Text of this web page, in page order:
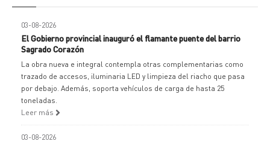
03-08-2026
El Gobierno provincial inauguró el flamante puente del barrio
Sagrado Corazón
La obra nueva e integral contempla otras complementarias como
trazado de accesos, iluminaria LED y limpieza del riacho que pasa
por debajo. Además, soporta vehículos de carga de hasta 25
toneladas.
Leer más
03-08-2026